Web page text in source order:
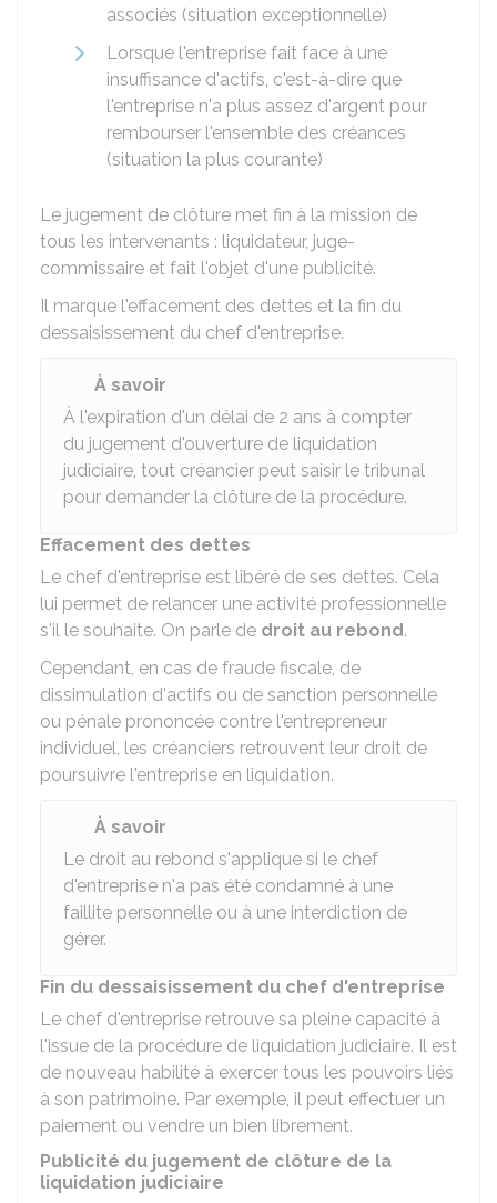
associés (situation exceptionnelle)
Lorsque l'entreprise fait face à une
insuffisance d'actifs, c'est-à-dire que
l'entreprise n'a plus assez d'argent pour
rembourser l'ensemble des créances
(situation la plus courante)
Le jugement de clôture met fin à la mission de
tous les intervenants : liquidateur, juge-
commissaire et fait l'objet d'une publicité.
Il marque l'effacement des dettes et la fin du
dessaisissement du chef d'entreprise.
À savoir
À l'expiration d'un délai de 2 ans à compter
du jugement d'ouverture de liquidation
judiciaire, tout créancier peut saisir le tribunal
pour demander la clôture de la procédure.
Effacement des dettes
Le chef d'entreprise est libéré de ses dettes. Cela
lui permet de relancer une activité professionnelle
s'il le souhaite. On parle de droit au rebond.
Cependant, en cas de fraude fiscale, de
dissimulation d'actifs ou de sanction personnelle
ou pénale prononcée contre l'entrepreneur
individuel, les créanciers retrouvent leur droit de
poursuivre l'entreprise en liquidation.
À savoir
Le droit au rebond s'applique si le chef
d'entreprise n'a pas été condamné à une
faillite personnelle ou à une interdiction de
gérer.
Fin du dessaisissement du chef d'entreprise
Le chef d'entreprise retrouve sa pleine capacité à
l'issue de la procédure de liquidation judiciaire. Il est
de nouveau habilité à exercer tous les pouvoirs liés
à son patrimoine. Par exemple, il peut effectuer un
paiement ou vendre un bien librement.
Publicité du jugement de clôture de la
liquidation judiciaire